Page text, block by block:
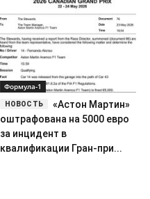
Формула-1
«Астон Мартин»
оштрафована на 5000 евро
за инцидент в
квалификации Гран-при...